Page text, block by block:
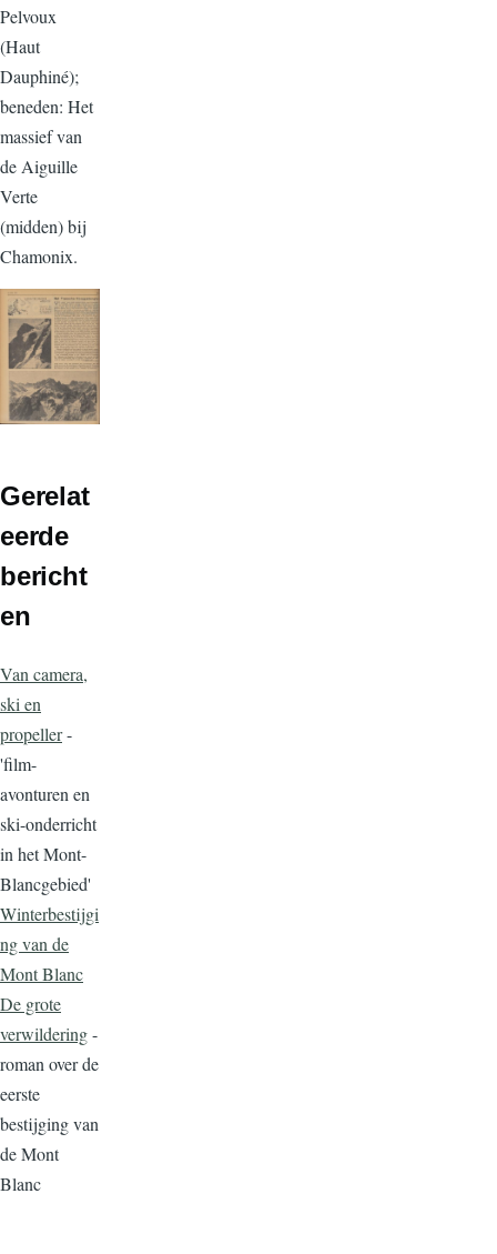
Pelvoux
(Haut
Dauphiné);
beneden: Het
massief van
de Aiguille
Verte
(midden) bij
Chamonix.
Gerelat
eerde
bericht
en
Van camera,
ski en
propeller-
'film-
avonturen en
ski-onderricht
in het Mont-
Blancgebied'
Winterbestijgi
ng van de
Mont Blanc
De grote
verwildering-
roman over de
eerste
bestijging van
de Mont
Blanc